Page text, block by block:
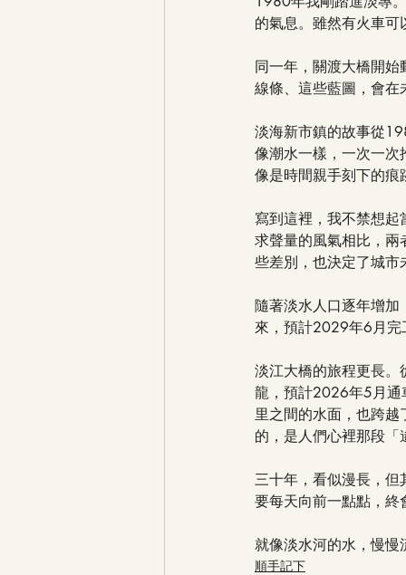
的氣息。雖然有火車
同一年，關渡大橋開
線條、這些藍圖，會
淡海新市鎮的故事從
像潮水一樣，一次一
像是時間親手刻下的痕
寫到這裡，我不禁想
求聲量的風氣相比，
些差別，也決定了城市
隨著淡水人口逐年增
來，預計2029年6月完
淡江大橋的旅程更長
龍，預計2026年5月通
里之間的水面，也跨
的，是人們心裡那段
三十年，看似漫長，
要每天向前一點點，
就像淡水河的水，慢慢
順手記下